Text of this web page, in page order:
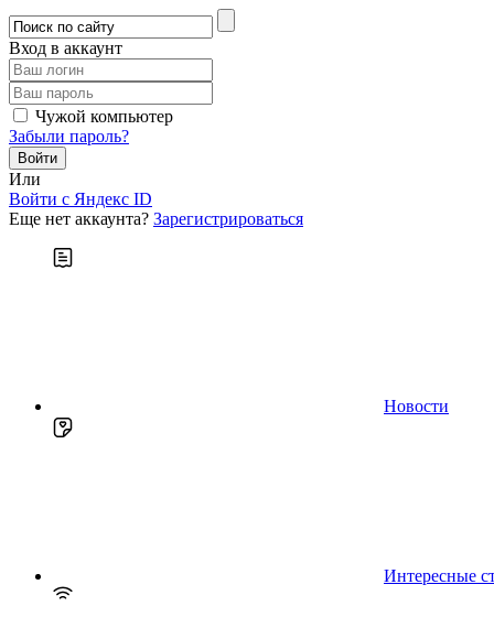
Вход в аккаунт
Чужой компьютер
Забыли пароль?
Или
Войти c Яндекс ID
Еще нет аккаунта? Зарегистрироваться
Новости
Интересные